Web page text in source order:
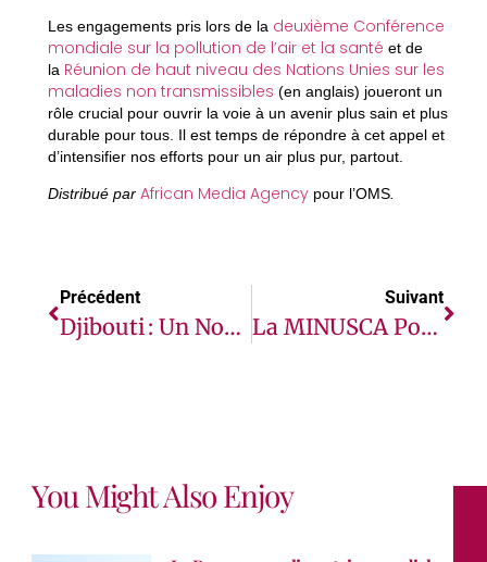
Les engagements pris lors de la deuxième Conférence
mondiale sur la pollution de l’air et la santé et de
la Réunion de haut niveau des Nations Unies sur les
maladies non transmissibles (en anglais) joueront un
rôle crucial pour ouvrir la voie à un avenir plus sain et plus
durable pour tous. Il est temps de répondre à cet appel et
d’intensifier nos efforts pour un air plus pur, partout.
Distribué par African Media Agency pour l’OMS.
Précédent
Djibouti : Un Nouveau Projet Pour Renforcer Les Communautés Et Soutenir Les Populations Vulnérables
Suivant
La MINUSCA Poursuit Son Appui A La Consolidation De La Paix En Republique Centrafricaine
You Might Also Enjoy